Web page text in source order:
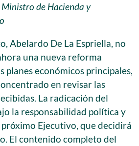
de Hacienda y
Abelardo De La Espriella, no
una nueva reforma
económicos principales,
en revisar las
La radicación del
la responsabilidad política y
Ejecutivo, que decidirá
El contenido completo del